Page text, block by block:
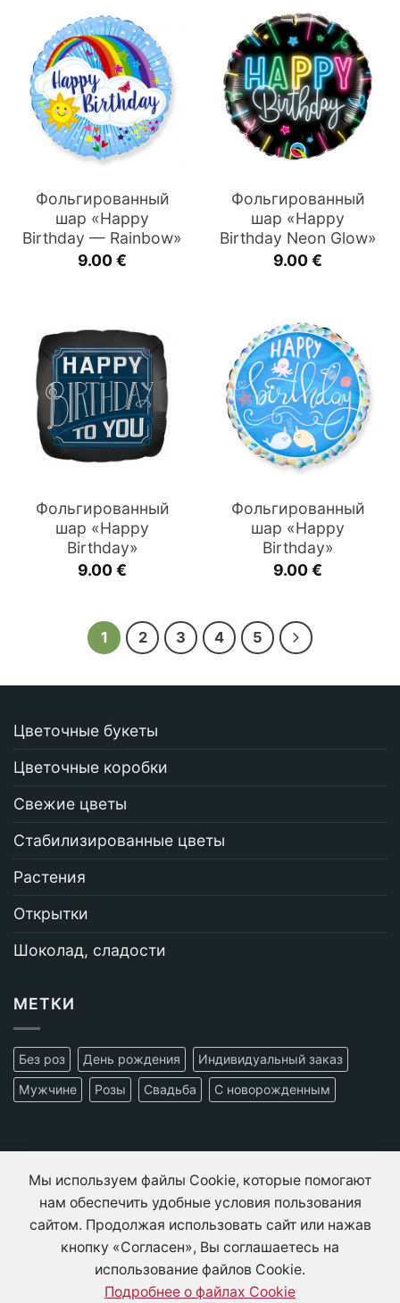
Фольгированный
шар «Happy
Birthday — Rainbow»
9.00€
Фольгированный
шар «Happy
Birthday Neon Glow»
9.00€
Фольгированный
шар «Happy
Birthday»
9.00€
Фольгированный
шар «Happy
Birthday»
9.00€
1 2 3 4 5
Цветочные букеты
Цветочные коробки
Свежие цветы
Стабилизированные цветы
Растения
Открытки
Шоколад, сладости
МЕТКИ
Без роз День рождения
Индивидуальный заказ
Мужчине
Розы Свадьба С новорожденным
Информация
О нас
Мы используем файлы Cookie, которые помогают
нам обеспечить удобные условия пользования
сайтом. Продолжая использовать сайт или нажав
кнопку «Согласен», Вы соглашаетесь на
использование файлов Cookie.
Подробнее о файлах Cookie